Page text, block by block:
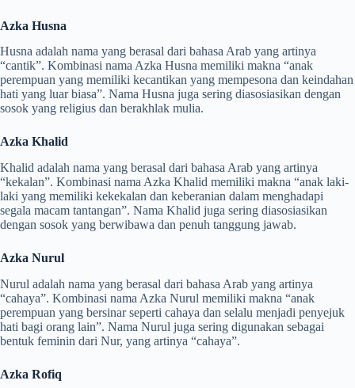
Azka Husna
Husna adalah nama yang berasal dari bahasa Arab yang artinya
“cantik”. Kombinasi nama Azka Husna memiliki makna “anak
perempuan yang memiliki kecantikan yang mempesona dan keindahan
hati yang luar biasa”. Nama Husna juga sering diasosiasikan dengan
sosok yang religius dan berakhlak mulia.
Azka Khalid
Khalid adalah nama yang berasal dari bahasa Arab yang artinya
“kekalan”. Kombinasi nama Azka Khalid memiliki makna “anak laki-
laki yang memiliki kekekalan dan keberanian dalam menghadapi
segala macam tantangan”. Nama Khalid juga sering diasosiasikan
dengan sosok yang berwibawa dan penuh tanggung jawab.
Azka Nurul
Nurul adalah nama yang berasal dari bahasa Arab yang artinya
“cahaya”. Kombinasi nama Azka Nurul memiliki makna “anak
perempuan yang bersinar seperti cahaya dan selalu menjadi penyejuk
hati bagi orang lain”. Nama Nurul juga sering digunakan sebagai
bentuk feminin dari Nur, yang artinya “cahaya”.
Azka Rofiq